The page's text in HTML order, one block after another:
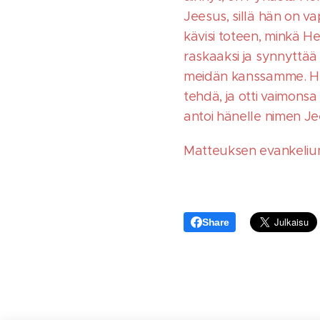
Jeesus, sillä hän on
kävisi toteen, minkä
raskaaksi ja
meidän kanssamme.
tehdä, ja otti
antoi hänelle nimen
Matteuksen
Share